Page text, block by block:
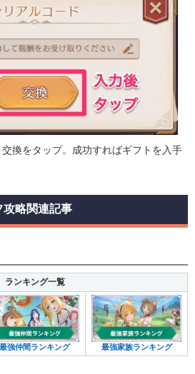
換をタップ。成功すればギフトを入手
攻略関連記事
ランキング一覧
最強仲間ランキング 最強家族ランキング